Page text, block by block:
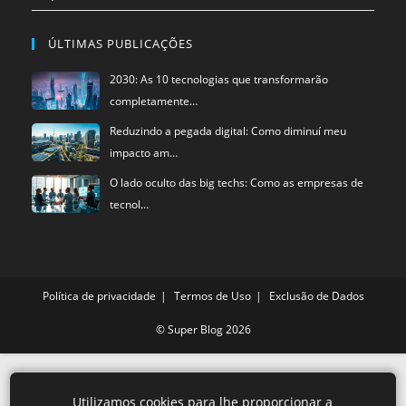
ÚLTIMAS PUBLICAÇÕES
2030: As 10 tecnologias que transformarão
completamente…
Reduzindo a pegada digital: Como diminuí meu
impacto am…
O lado oculto das big techs: Como as empresas de
tecnol…
Política de privacidade Termos de Uso Exclusão de Dados
©Super Blog2026
Utilizamos cookies para lhe proporcionar a